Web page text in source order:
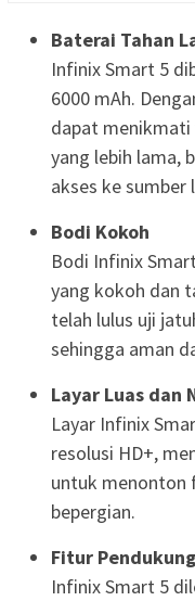
Baterai Tahan
Infinix Smart 5
6000 mAh.
dapat
yang lebih lama,
akses ke sumber
Bodi Kokoh
Bodi Infinix
yang kokoh dan
telah lulus uji
sehingga aman
Layar Luas dan
Layar Infinix
resolusi HD+,
untuk menonton
bepergian.
Fitur
Infinix Smart 5